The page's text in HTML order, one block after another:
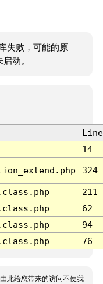
失败，可能的原
动。
Line
14
324
211
62
94
76
此给您带来的访问不便我